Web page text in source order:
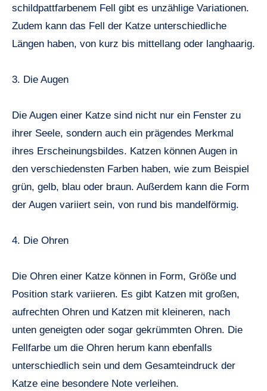
schildpattfarbenem Fell gibt es unzählige Variationen.
Zudem kann das Fell der Katze unterschiedliche
Längen haben, von kurz bis mittellang oder langhaarig.
3. Die Augen
Die Augen einer Katze sind nicht nur ein Fenster zu
ihrer Seele, sondern auch ein prägendes Merkmal
ihres Erscheinungsbildes. Katzen können Augen in
den verschiedensten Farben haben, wie zum Beispiel
grün, gelb, blau oder braun. Außerdem kann die Form
der Augen variiert sein, von rund bis mandelförmig.
4. Die Ohren
Die Ohren einer Katze können in Form, Größe und
Position stark variieren. Es gibt Katzen mit großen,
aufrechten Ohren und Katzen mit kleineren, nach
unten geneigten oder sogar gekrümmten Ohren. Die
Fellfarbe um die Ohren herum kann ebenfalls
unterschiedlich sein und dem Gesamteindruck der
Katze eine besondere Note verleihen.